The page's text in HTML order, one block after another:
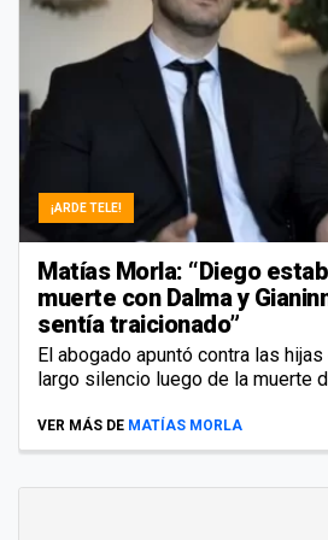
¡ARDE TELE!
Matías Morla: “Diego
muerte con Dalma y
sentía traicionado”
El abogado apuntó contra las
largo silencio luego de la muerte
VER MÁS DE MATÍAS MORLA